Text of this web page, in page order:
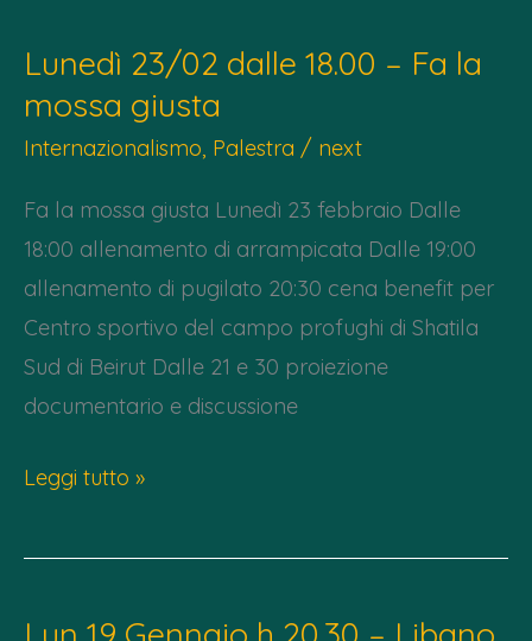
Cena
per
sostenere
scuola
in
Cisgiordania
Lunedì 23/02 dalle 18.00 – Fa la
mossa giusta
Internazionalismo, Palestra / next
Fa la mossa giusta Lunedì 23 febbraio Dalle
18:00 allenamento di arrampicata Dalle 19:00
allenamento di pugilato 20:30 cena benefit per
Centro sportivo del campo profughi di Shatila
Sud di Beirut Dalle 21 e 30 proiezione
documentario e discussione
Lunedì
dalle
–
Leggi tutto »